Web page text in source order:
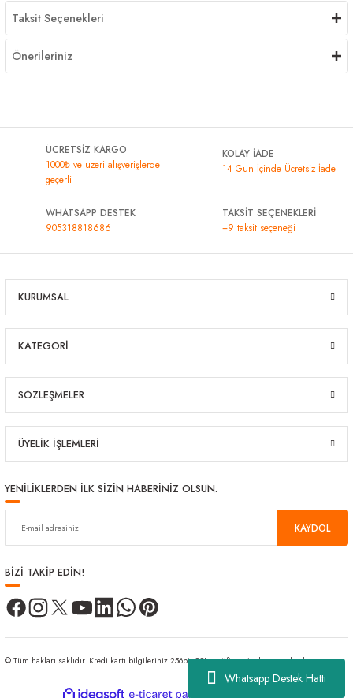
Whatsapp Destek Hattı
Taksit Seçenekleri
Önerileriniz
ÜCRETSİZ KARGO
1000₺ ve üzeri alışverişlerde
geçerli
KOLAY İADE
14 Gün İçinde Ücretsiz İade
WHATSAPP DESTEK
905318818686
TAKSİT SEÇENEKLERİ
+9 taksit seçeneği
KURUMSAL
KATEGORİ
SÖZLEŞMELER
ÜYELİK İŞLEMLERİ
YENİLİKLERDEN İLK SİZİN HABERİNİZ OLSUN.
KAYDOL
BİZİ TAKİP EDİN!
© Tüm hakları saklıdır. Kredi kartı bilgileriniz 256bit SSL sertifikası ile korunmaktadır.
ideasoft